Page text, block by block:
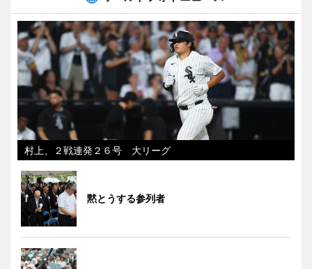
村上、２戦連発２６号 大リーグ
黙とうする参列者